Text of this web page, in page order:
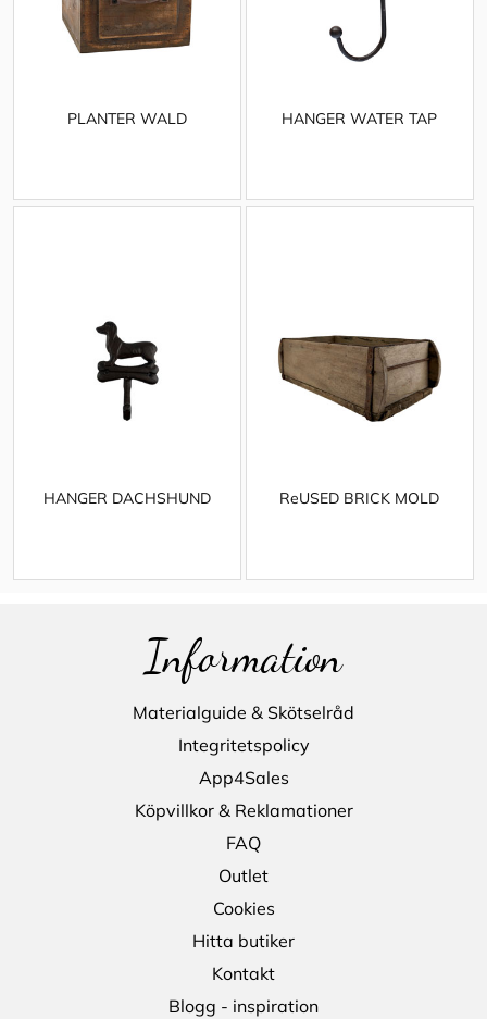
PLANTER WALD HANGER WATER TAP
HANGER DACHSHUND ReUSED BRICK MOLD
Information
Materialguide & Skötselråd
Integritetspolicy
App4Sales
Köpvillkor & Reklamationer
FAQ
Outlet
Cookies
Hitta butiker
Kontakt
Blogg - inspiration